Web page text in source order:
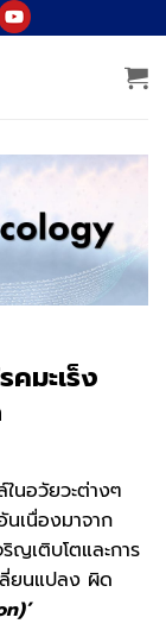
มะเร็ง
นอวัยวะต่างๆ
เนื่องมาจาก
ญเติบโตและการ
ลี่ยนแปลง ผิด